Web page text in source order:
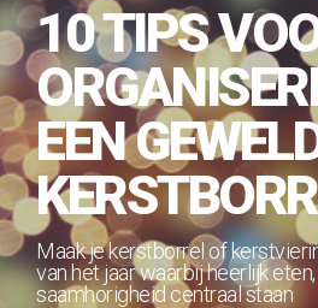
10 TIPS
EEN
Maak je kerstborrel of
van het jaar waarbij heerlijk
saamhorigheid centraal staan